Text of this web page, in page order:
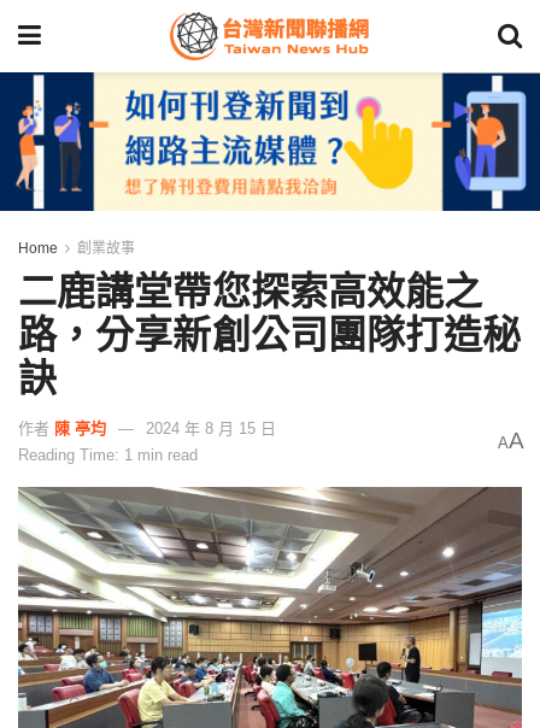
Home 創業故事
二鹿講堂帶您探索高效能之
路，分享新創公司團隊打造秘
訣
作者 陳 亭均
2024 年 8 月 15 日
Reading Time: 1 min read
AA